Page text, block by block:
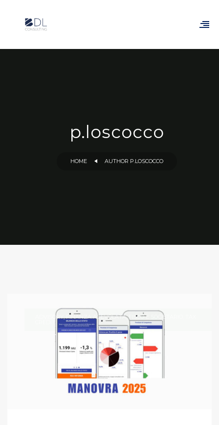
p.loscocco
HOME AUTHOR P.LOSCOCCO
ADVISORY, FINANZA AGEVOLATA, FISCO E SOCIETARIO